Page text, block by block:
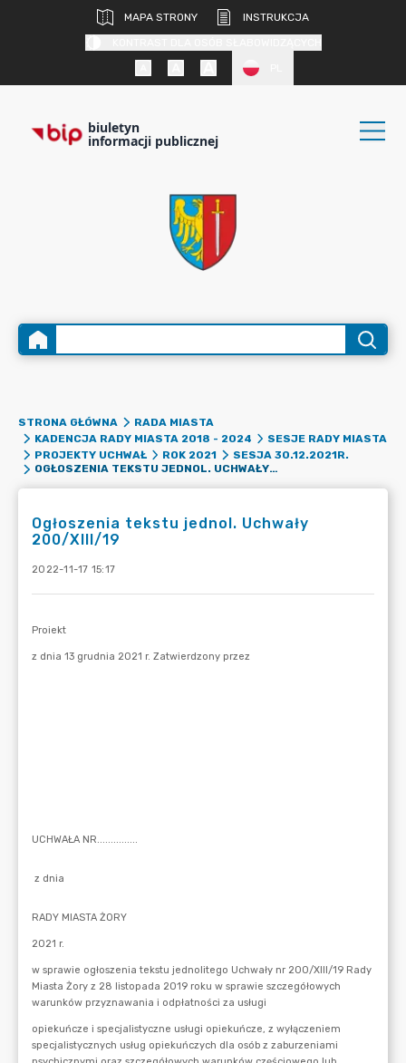
MAPA STRONY
INSTRUKCJA
biuletyn
informacji publicznej
STRONA GŁÓWNA
RADA MIASTA
KADENCJA RADY MIASTA 2018 - 2024
SESJE RADY MIASTA
PROJEKTY UCHWAŁ
ROK 2021
SESJA 30.12.2021R.
OGŁOSZENIA TEKSTU JEDNOL. UCHWAŁY 200/XIII/19
Ogłoszenia tekstu jednol. Uchwały
200/XIII/19
2022-11-17 15:17